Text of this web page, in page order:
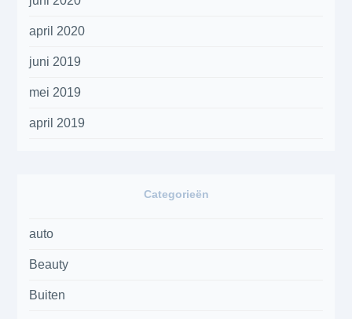
april 2020
juni 2019
mei 2019
april 2019
Categorieën
auto
Beauty
Buiten